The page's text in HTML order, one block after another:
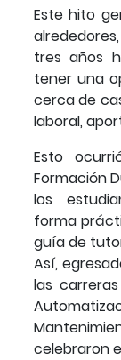
Este hito
tres años
tener una
cerca de
laboral,
Esto
Formación
los
forma
guía de
Así,
las
celebraron